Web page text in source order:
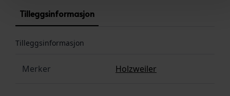
Tilleggsinformasjon
Tilleggsinformasjon
Merker Holzweiler